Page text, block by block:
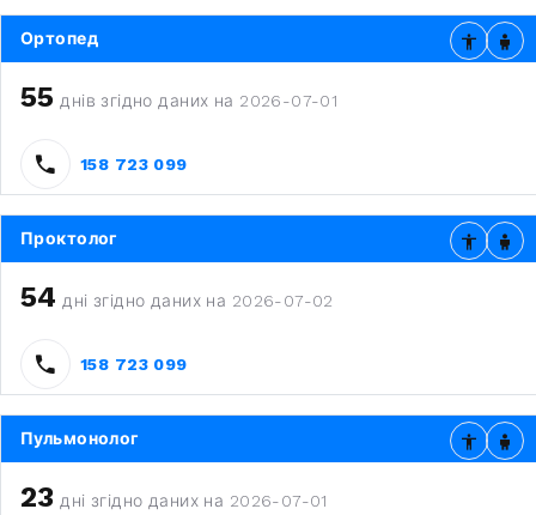
Ортопед
55 днів згідно даних на 2026-07-01
158 723 099
Проктолог
54 дні згідно даних на 2026-07-02
158 723 099
Пульмонолог
23 дні згідно даних на 2026-07-01